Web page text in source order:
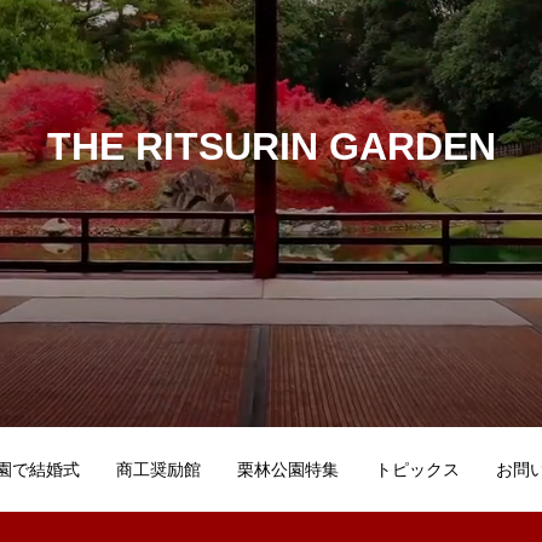
THE RITSURIN GARDEN
で結婚式 商工奨励館 栗林公園特集 トピックス お問